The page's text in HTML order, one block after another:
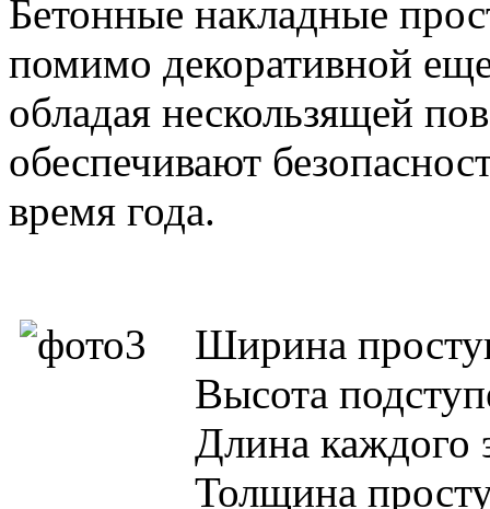
Бетонные накладные
помимо декоративной
обладая нескользящей
обеспечивают
время года.
Ширина
Высота
Длина каждого
Толщина